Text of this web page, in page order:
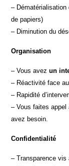
– Dématérialisation
de papiers)
– Diminution du
Organisation
– Vous avezun
– Réactivité face
– Rapidité
– Vous faites
avez besoin.
Confidentialité
– Transparence